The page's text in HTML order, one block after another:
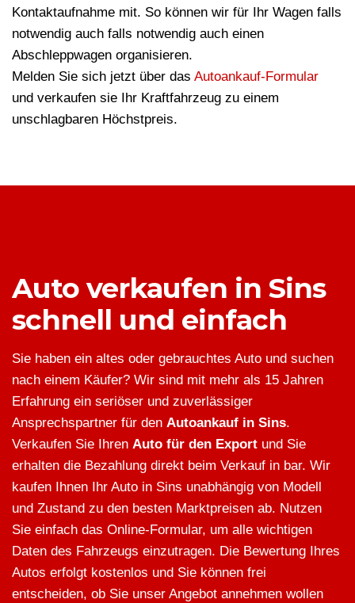
Kontaktaufnahme mit. So können wir für Ihr Wagen falls
notwendig auch falls notwendig auch einen
Abschleppwagen organisieren.
Melden Sie sich jetzt über das Autoankauf-Formular
und verkaufen sie Ihr Kraftfahrzeug zu einem
unschlagbaren Höchstpreis.
Auto verkaufen in Sins
schnell und einfach
Sie haben ein altes oder gebrauchtes Auto und suchen
nach einem Käufer? Wir sind mit mehr als 15 Jahren
Erfahrung ein seriöser und zuverlässiger
Ansprechspartner für den Autoankauf in Sins.
Verkaufen Sie Ihren Auto für den Export und Sie
erhalten die Bezahlung direkt beim Verkauf in bar. Wir
kaufen Ihnen Ihr Auto in Sins unabhängig von Modell
und Zustand zu den besten Marktpreisen ab. Nutzen
Sie einfach das Online-Formular, um alle wichtigen
Daten des Fahrzeugs einzutragen. Die Bewertung Ihres
Autos erfolgt kostenlos und Sie können frei
entscheiden, ob Sie unser Angebot annehmen wollen